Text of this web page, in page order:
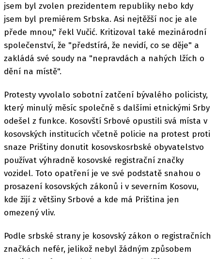
jsem byl zvolen prezidentem republiky nebo kdy
jsem byl premiérem Srbska. Asi nejtěžší noc je ale
přede mnou," řekl Vučić. Kritizoval také mezinárodní
společenství, že "předstírá, že nevidí, co se děje" a
zakládá své soudy na "nepravdách a nahých lžích o
dění na místě".
Protesty vyvolalo sobotní zatčení bývalého policisty,
který minulý měsíc společně s dalšími etnickými Srby
odešel z funkce. Kosovští Srbové opustili svá místa v
kosovských institucích včetně policie na protest proti
snaze Prištiny donutit kosovskosrbské obyvatelstvo
používat výhradně kosovské registrační značky
vozidel. Toto opatření je ve své podstatě snahou o
prosazení kosovských zákonů i v severním Kosovu,
kde žijí z většiny Srbové a kde má Priština jen
omezený vliv.
Podle srbské strany je kosovský zákon o registračních
značkách nefér, jelikož nebyl žádným způsobem